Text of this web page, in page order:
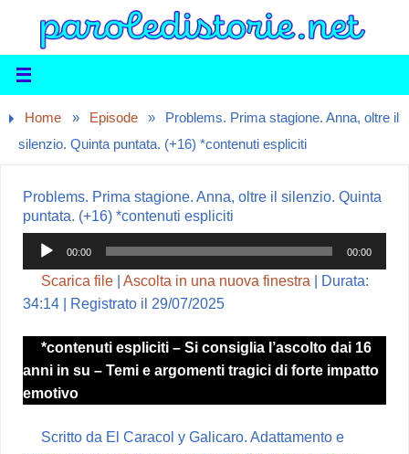
Home » Episode »
Problems. Prima stagione. Anna, oltre il
silenzio. Quinta puntata. (+16) *contenuti espliciti
Problems. Prima stagione. Anna, oltre il silenzio. Quinta
puntata. (+16) *contenuti espliciti
Audio
Player
00:00 00:00
Scarica file |Ascolta in una nuova finestra | Durata:
34:14 | Registrato il 29/07/2025
*contenuti espliciti – Si consiglia l’ascolto dai 16
anni in su – Temi e argomenti tragici di forte impatto
emotivo
Scritto da El Caracol y Galicaro. Adattamento e